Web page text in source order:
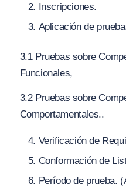
Inscripciones.
Aplicación de
3.1 Pruebas sobre
Funcionales,
3.2 Pruebas sobre
Comportamentales..
Verificación de
Conformación de
Período de prueba. (